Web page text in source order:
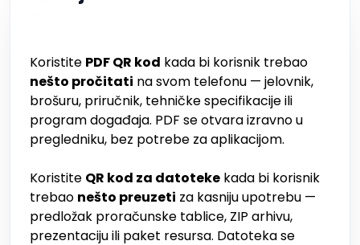
Koristite PDF QR kod kada bi korisnik trebao
nešto pročitati na svom telefonu — jelovnik,
brošuru, priručnik, tehničke specifikacije ili
program događaja. PDF se otvara izravno u
pregledniku, bez potrebe za aplikacijom.
Koristite QR kod za datoteke kada bi korisnik
trebao nešto preuzeti za kasniju upotrebu —
predložak proračunske tablice, ZIP arhivu,
prezentaciju ili paket resursa. Datoteka se